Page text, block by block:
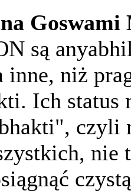
Goswami
są
inne, niż
Ich status
czyli
nie